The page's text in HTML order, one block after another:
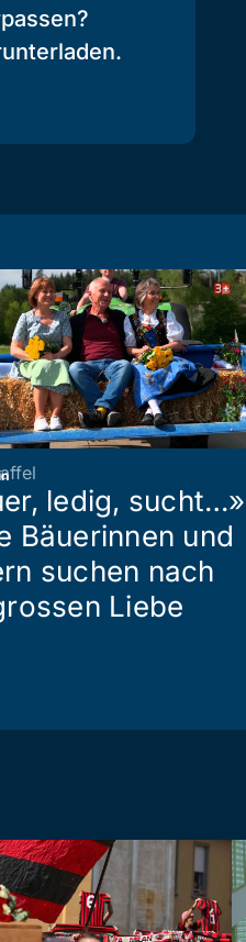
ledig,
Bäuerinnen und
suchen nach
Liebe